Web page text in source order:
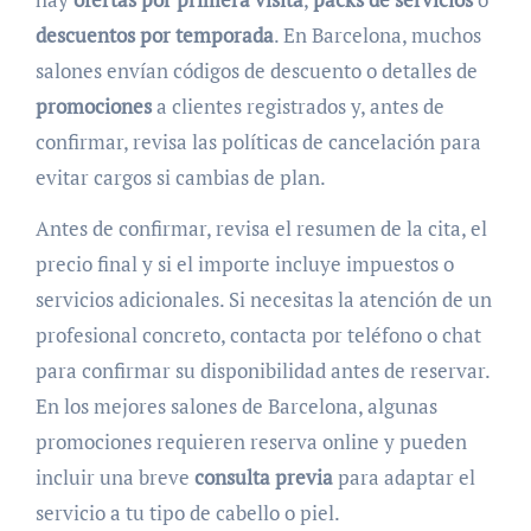
descuentos por temporada. En Barcelona, muchos
salones envían códigos de descuento o detalles de
promocionesa clientes registrados y, antes de
confirmar, revisa las políticas de cancelación para
evitar cargos si cambias de plan.
Antes de confirmar, revisa el resumen de la cita, el
precio final y si el importe incluye impuestos o
servicios adicionales. Si necesitas la atención de un
profesional concreto, contacta por teléfono o chat
para confirmar su disponibilidad antes de reservar.
En los mejores salones de Barcelona, algunas
promociones requieren reserva online y pueden
incluir una breve consulta previapara adaptar el
servicio a tu tipo de cabello o piel.